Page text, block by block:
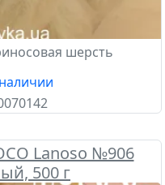
шерсть
Lanoso №906
500 г